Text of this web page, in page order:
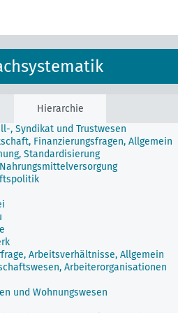
Hierarchie
Allgemein
für Werkstoffe und Waren,
Kapitalanlagen
und Verwendung neuer
, Syndikat und Trustwesen
Finanzierungsfragen, Allgemein
Standardisierung
Nahrungsmittelversorgung
Arbeitsverhältnisse, Allgemein
Arbeiterorganisationen
und Wohnungswesen